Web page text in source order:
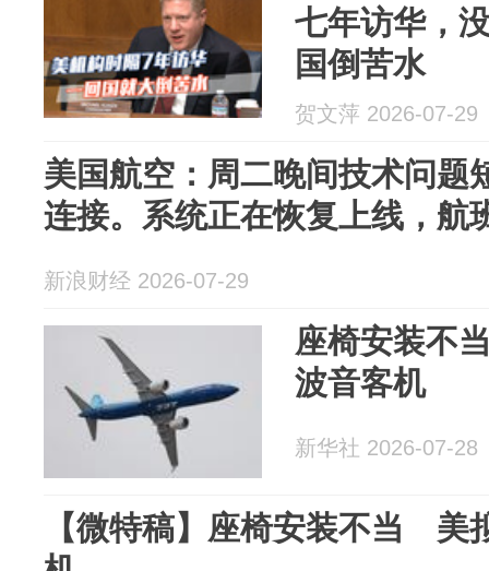
七年访华，
国倒苦水
贺文萍 2026-07-29
美国航空：周二晚间技术问题
连接。系统正在恢复上线，航
新浪财经 2026-07-29
座椅安装不
波音客机
新华社 2026-07-28
【微特稿】座椅安装不当 美